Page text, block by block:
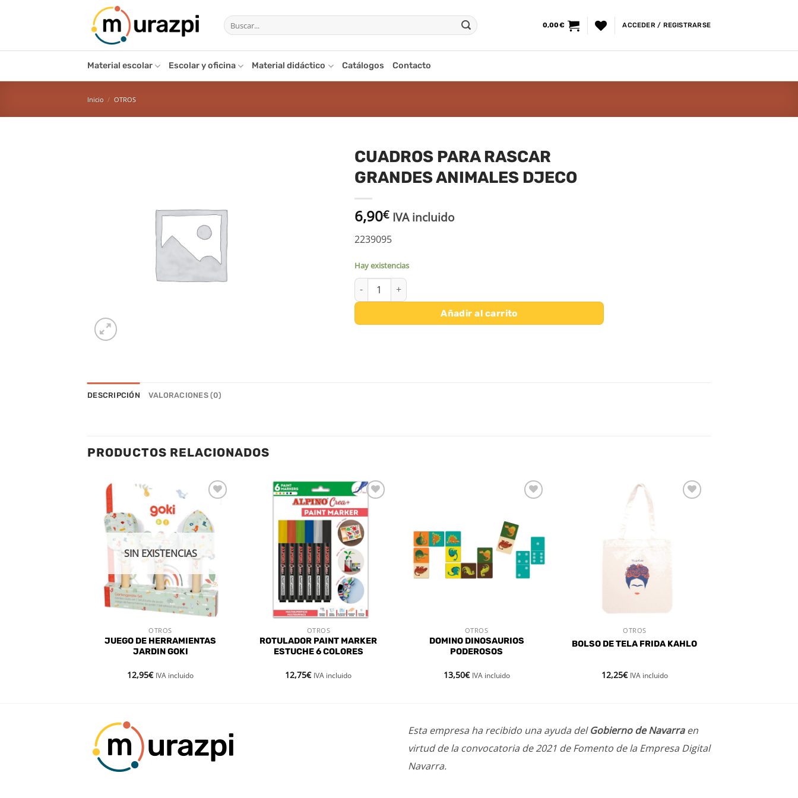
Buscar
por:
0,00€ ACCEDER / REGISTRARSE
Material escolar Escolar y oficina Material didáctico Catálogos Contacto
Inicio / OTROS
CUADROS PARA RASCAR
GRANDES ANIMALES DJECO
6,90€ IVA incluido
2239095
Hay existencias
CUADROS PARA RASCAR GRANDES ANIMALES DJECO cantidad
Añadir al carrito
DESCRIPCIÓN VALORACIONES (0)
PRODUCTOS RELACIONADOS
a la
lista de
deseos
VISTA RÁPIDA
SIN EXISTENCIAS
OTROS
JUEGO DE HERRAMIENTAS
JARDIN GOKI
12,95€ IVA incluido
Añadir
a la
lista de
deseos
VISTA RÁPIDA
OTROS
ROTULADOR PAINT MARKER
ESTUCHE 6 COLORES
12,75€ IVA incluido
lista de
deseos
VISTA RÁPIDA
OTROS
DOMINO DINOSAURIOS
PODEROSOS
13,50€ IVA incluido
VISTA RÁPIDA
OTROS
BOLSO DE TELA FRIDA KAHLO
12,25€ IVA incluido
Esta empresa ha recibido una ayuda delGobierno de Navarraen
virtud de la convocatoria de 2021 de Fomento de la Empresa Digital
Navarra.